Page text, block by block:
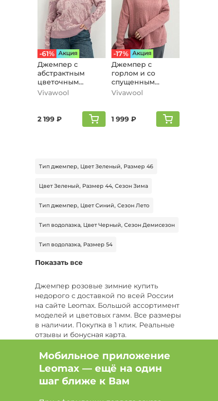
-61% Aкция
Джемпер с
абстрактным
цветочным
принтом, розовый
Vivawool
2 199 ₽
-17% Aкция
Джемпер с
горлом и со
спущенным
плечом, пудровый
Vivawool
1 999 ₽
Тип джемпер, Цвет Зеленый, Размер 46
Цвет Зеленый, Размер 44, Сезон Зима
Тип джемпер, Цвет Синий, Сезон Лето
Тип водолазка, Цвет Черный, Сезон Демисезон
Тип водолазка, Размер 54
Тип пуловер, Цвет Черный, Размер 52
Тип джемпер, Цвет Фиолетовый, Размер 50
Тип жилет, Цвет Белый, Размер 52
Тип свитер, Цвет Зеленый, Размер 42
Цвет Черный, Размер 50, Сезон Все
Цвет Белый, Размер 58, Сезон Зима
Показать все
Джемпер розовые зимние купить
недорого с доставкой по всей России
на сайте Leomax. Большой ассортимент
моделей и цветовых гамм. Все размеры
в наличии. Покупка в 1 клик. Реальные
отзывы и бонусная карта.
Мобильное приложение
Leomax — ещё на один
шаг ближе к Вам